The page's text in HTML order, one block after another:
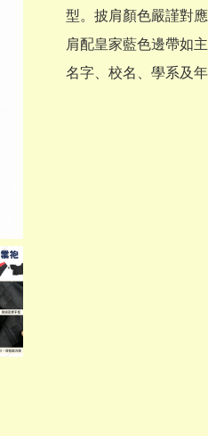
型。披肩顏色嚴謹對
肩配皇家藍色邊帶如
名字、校名、學系及